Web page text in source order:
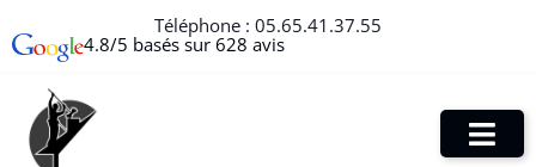
Téléphone : 05.65.41.37.55
4.8/5 basés sur 628 avis